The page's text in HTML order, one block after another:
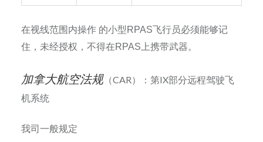
在视线范围内操作 的小型RPAS飞行员必须能够记
住，未经授权，不得在RPAS 上携带武器。
加拿大航空法规（CAR）：第IX部分远程驾驶飞
机系统
我司一般规定